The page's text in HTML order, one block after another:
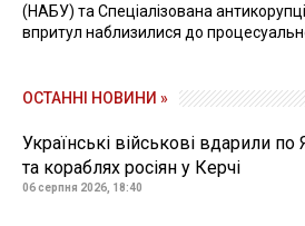
(НАБУ) та Спеціалізована
впритул наблизилися до
ОСТАННІ НОВИНИ »
Українські військові вдарили
та кораблях росіян у Керчі
06 серпня 2026, 18:40